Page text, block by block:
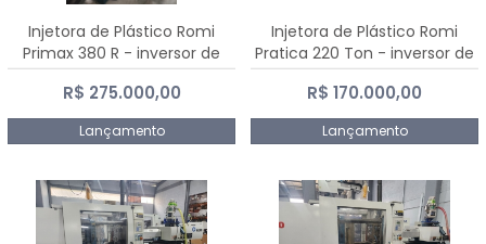
Injetora de Plástico Romi
Primax 380 R - inversor de
frequência NR 12
R$ 275.000,00
Lançamento
Injetora de Plástico Romi
Pratica 220 Ton - inversor de
frequência NR 12
R$ 170.000,00
Lançamento